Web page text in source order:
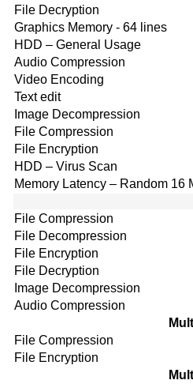
File Decryption
Graphics Memory - 64 lines
HDD – General Usage
Audio Compression
Video Encoding
Text edit
Image Decompression
File Compression
File Encryption
HDD – Virus Scan
Memory Latency – Random 16
File Compression
File Decompression
File Encryption
File Decryption
Image Decompression
Audio Compression
File Compression
File Encryption